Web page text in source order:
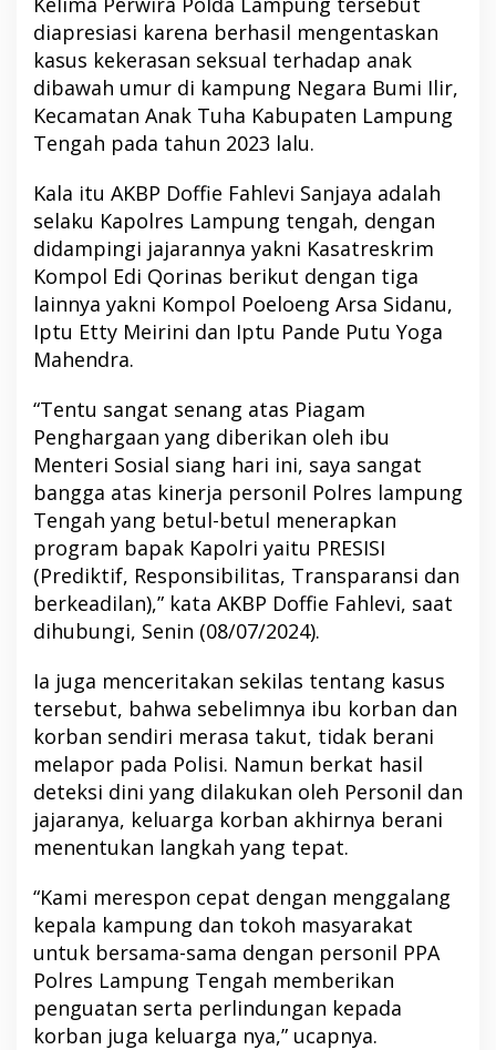
diapresiasi karena berhasil mengentaskan
kasus kekerasan seksual terhadap anak
dibawah umur di kampung Negara Bumi Ilir,
Kecamatan Anak Tuha Kabupaten Lampung
Tengah pada tahun 2023 lalu.
Kala itu AKBP Doffie Fahlevi Sanjaya adalah
selaku Kapolres Lampung tengah, dengan
didampingi jajarannya yakni Kasatreskrim
Kompol Edi Qorinas berikut dengan tiga
lainnya yakni Kompol Poeloeng Arsa Sidanu,
Iptu Etty Meirini dan Iptu Pande Putu Yoga
Mahendra.
“Tentu sangat senang atas Piagam
Penghargaan yang diberikan oleh ibu
Menteri Sosial siang hari ini, saya sangat
bangga atas kinerja personil Polres lampung
Tengah yang betul-betul menerapkan
program bapak Kapolri yaitu PRESISI
(Prediktif, Responsibilitas, Transparansi dan
berkeadilan),” kata AKBP Doffie Fahlevi, saat
dihubungi, Senin (08/07/2024).
Ia juga menceritakan sekilas tentang kasus
tersebut, bahwa sebelimnya ibu korban dan
korban sendiri merasa takut, tidak berani
melapor pada Polisi. Namun berkat hasil
deteksi dini yang dilakukan oleh Personil dan
jajaranya, keluarga korban akhirnya berani
menentukan langkah yang tepat.
“Kami merespon cepat dengan menggalang
kepala kampung dan tokoh masyarakat
untuk bersama-sama dengan personil PPA
Polres Lampung Tengah memberikan
penguatan serta perlindungan kepada
korban juga keluarga nya,” ucapnya.